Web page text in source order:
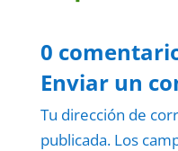
0
Enviar un
Tu dirección de
publicada. Los